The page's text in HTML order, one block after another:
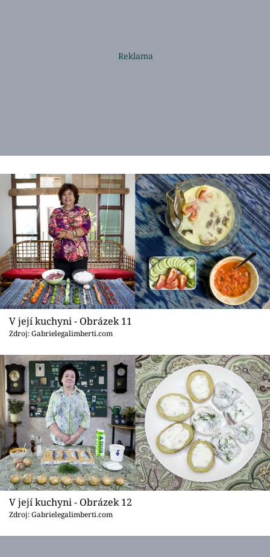
V její kuchyni - Obrázek 11
Zdroj: Gabrielegalimberti.com
V její kuchyni - Obrázek 12
Zdroj: Gabrielegalimberti.com